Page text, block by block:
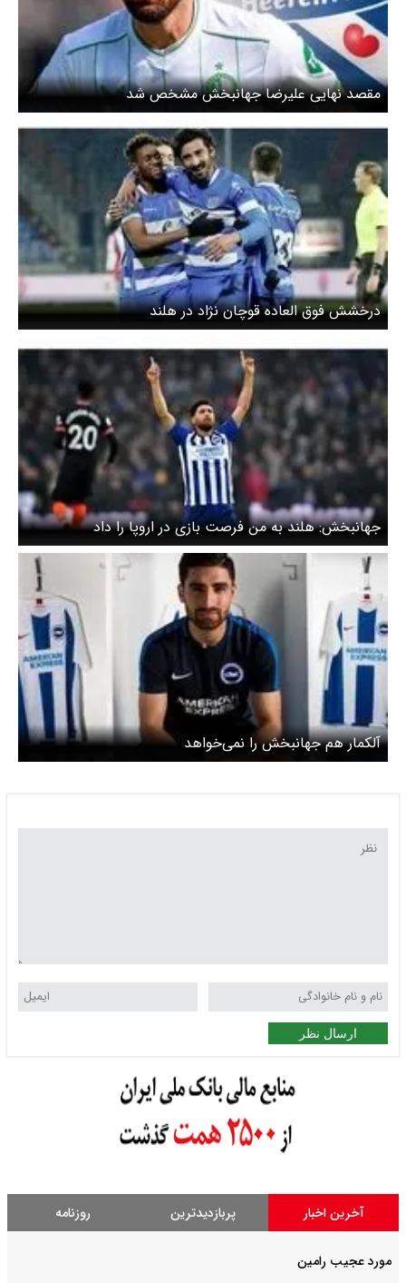
مقصد نهایی علیرضا جهانبخش مشخص شد
درخشش فوق العاده قوچان نژاد در هلند
جهانبخش: هلند به من فرصت بازی در اروپا را داد
آلکمار هم جهانبخش را نمی‌خواهد
ارسال نظر
آخرین اخبار پربازدیدترین روزنامه
مورد عجیب رامین